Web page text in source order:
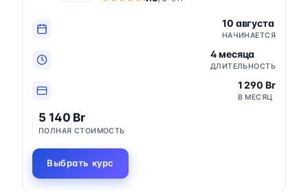
10 августа
НАЧИНАЕТСЯ
4 месяца
ДЛИТЕЛЬНОСТЬ
1 290 Br
В МЕСЯЦ
5 140 Br
ПОЛНАЯ СТОИМОСТЬ
Выбрать курс